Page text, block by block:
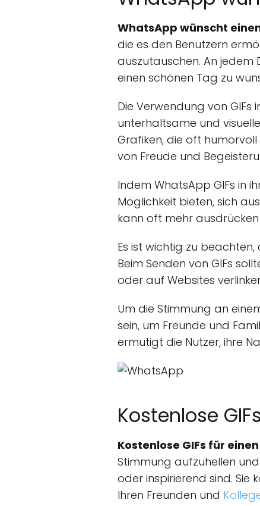
WhatsApp wünscht
die es den Benutzern
auszutauschen. An
einen schönen Tag zu
Die Verwendung von
unterhaltsame und
Grafiken, die oft
von Freude und
Indem WhatsApp GIFs in
Möglichkeit bieten, sich
kann oft mehr
Es ist wichtig zu
Beim Senden von GIFs
oder auf Websites
Um die Stimmung an
sein, um Freunde und
ermutigt die Nutzer, ihre
Kostenlose
Kostenlose GIFs für
Stimmung aufzuhellen
oder inspirierend sind. Sie
Ihren Freunden und